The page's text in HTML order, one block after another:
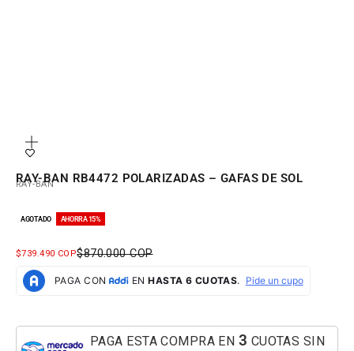
RAY-BAN RB4472 POLARIZADAS – GAFAS DE SOL
RAY-BAN
AGOTADO AHORRA 15%
PRECIO DE OFERTA
$739.490 COPPRECIO NORMAL
$870.000 COP
PAGA ESTA COMPRA EN 3 CUOTAS SIN